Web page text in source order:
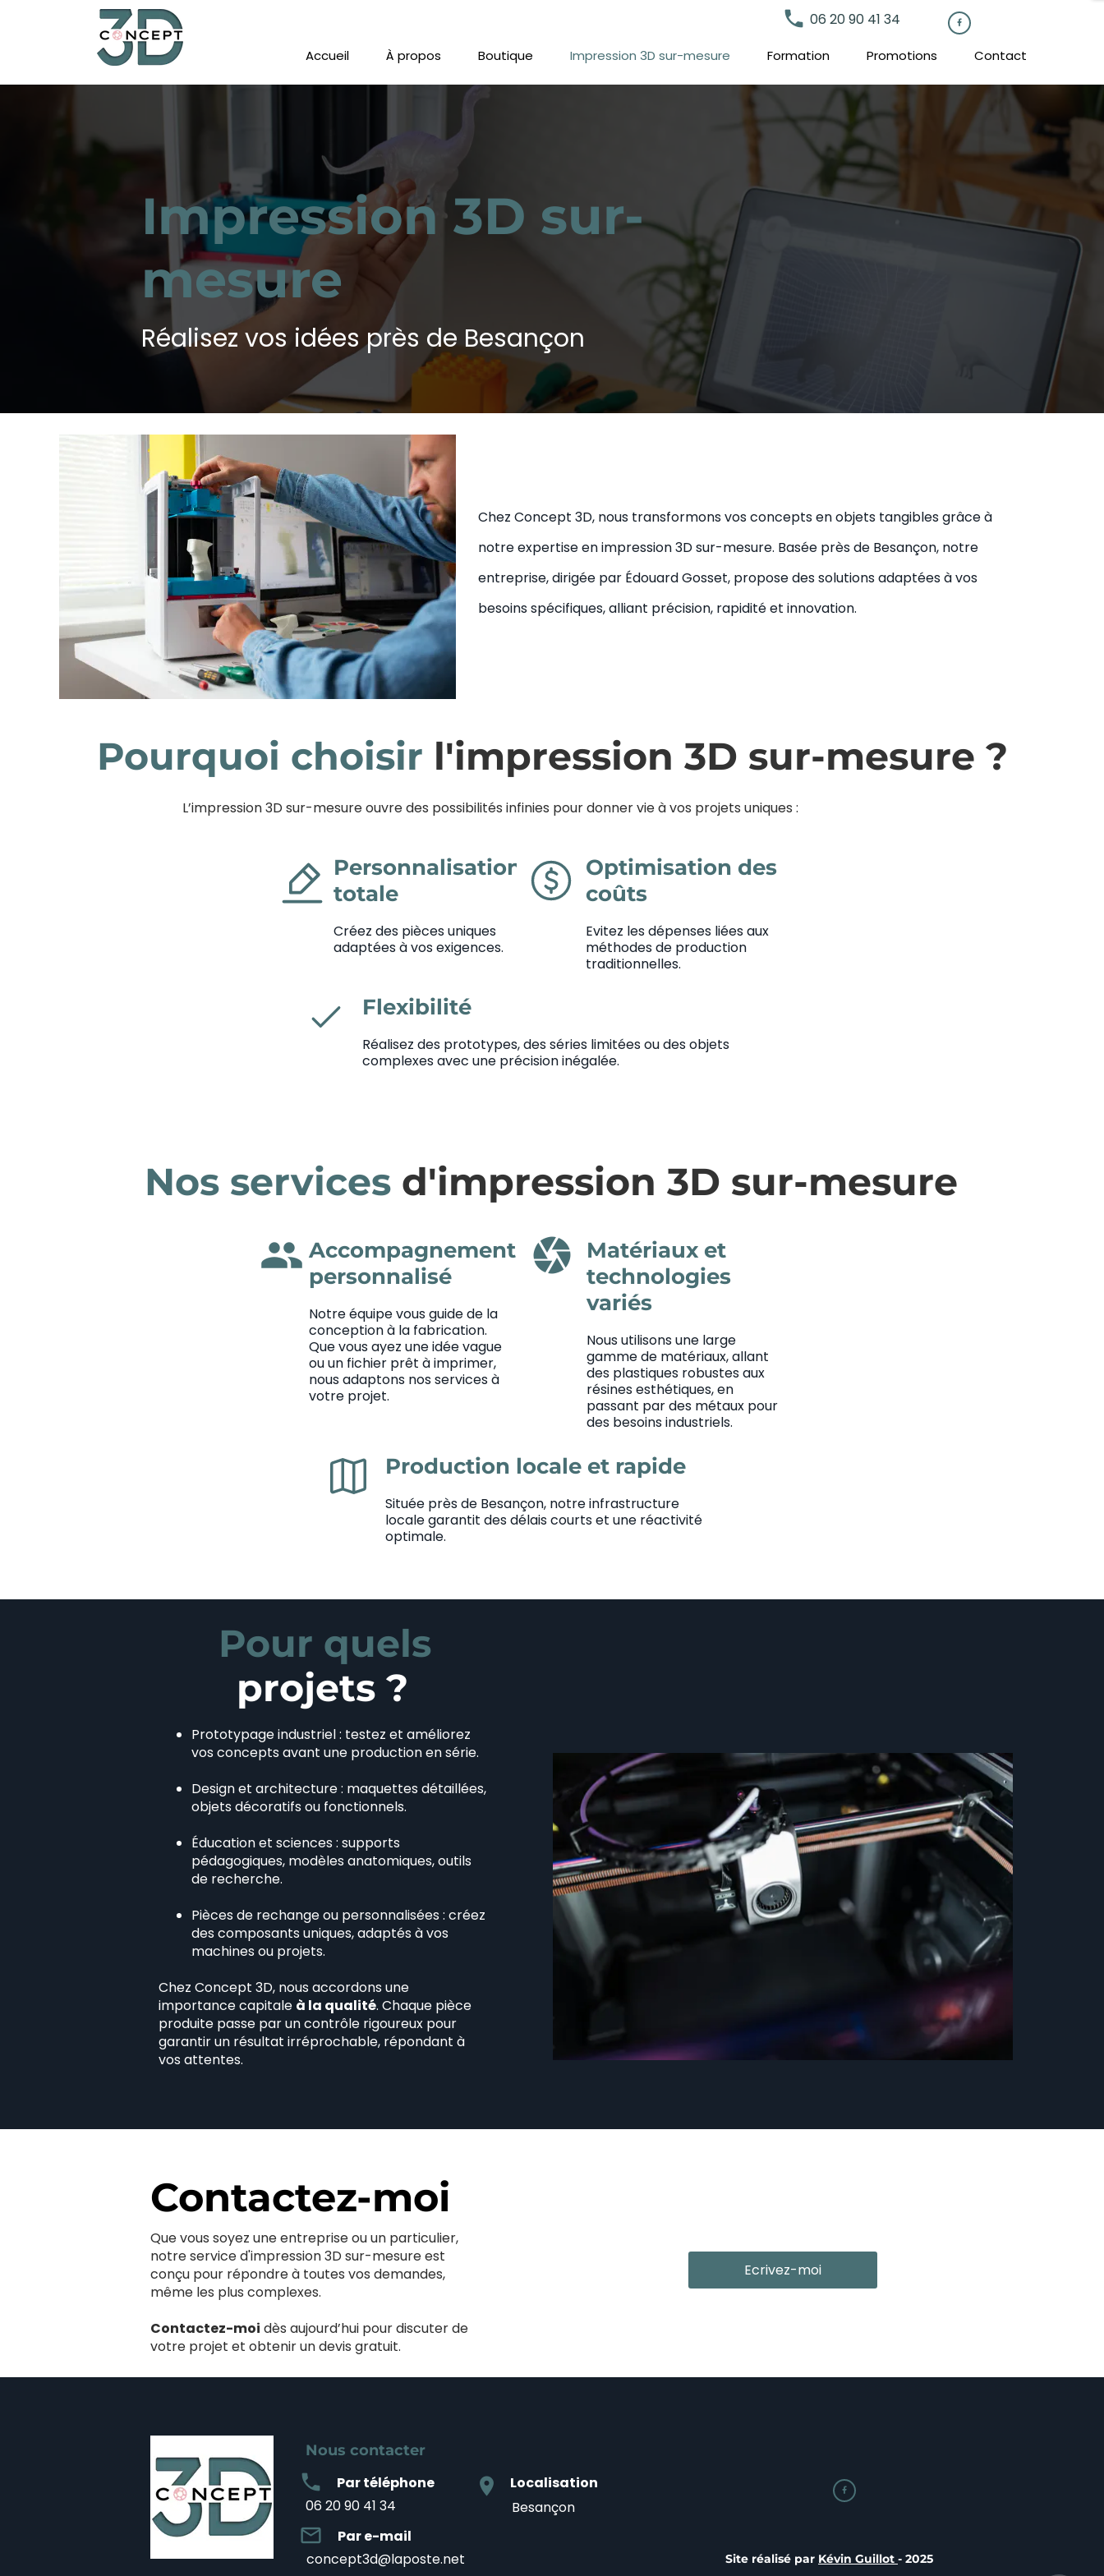
Accueil À propos Boutique Impression 3D sur-mesure Formation Promotions Contact
local_phone 06 20 90 41 34 

Nous contacter
mail_outline
concept3d@laposte.net
location_on
Besançon
Par e-mail
Localisation
06 20 90 41 34
local_phone Par téléphone
Site réalisé par Kévin Guillot - 2025
Impression 3D sur-
mesure
Réalisez vos idées près de Besançon
Chez Concept 3D, nous transformons vos concepts en objets tangibles grâce à
notre expertise en impression 3D sur-mesure. Basée près de Besançon, notre
entreprise, dirigée par Édouard Gosset, propose des solutions adaptées à vos
besoins spécifiques, alliant précision, rapidité et innovation.
Pourquoi choisir l'impression 3D sur-mesure ?
L’impression 3D sur-mesure ouvre des possibilités infinies pour donner vie à vos projets uniques :
Optimisation des
coûts
Evitez les dépenses liées aux
méthodes de production
traditionnelles.
Personnalisation
totale
Créez des pièces uniques
adaptées à vos exigences.
Flexibilité
Réalisez des prototypes, des séries limitées ou des objets
complexes avec une précision inégalée.
Nos services d'impression 3D sur-mesure
group Accompagnement
personnalisé
Notre équipe vous guide de la
conception à la fabrication.
Que vous ayez une idée vague
ou un fichier prêt à imprimer,
nous adaptons nos services à
votre projet.
camera
Matériaux et
technologies
variés
Nous utilisons une large
gamme de matériaux, allant
des plastiques robustes aux
résines esthétiques, en
passant par des métaux pour
des besoins industriels.
Production locale et rapide
Située près de Besançon, notre infrastructure
locale garantit des délais courts et une réactivité
optimale.
Pour quels
projets ?
Prototypage industriel : testez et améliorez
vos concepts avant une production en série.
Design et architecture : maquettes détaillées,
objets décoratifs ou fonctionnels.
Éducation et sciences : supports
pédagogiques, modèles anatomiques, outils
de recherche.
Pièces de rechange ou personnalisées : créez
des composants uniques, adaptés à vos
machines ou projets.
Chez Concept 3D, nous accordons une
importance capitale à la qualité. Chaque pièce
produite passe par un contrôle rigoureux pour
garantir un résultat irréprochable, répondant à
vos attentes.
Contactez-moi
Que vous soyez une entreprise ou un particulier,
notre service d'impression 3D sur-mesure est
conçu pour répondre à toutes vos demandes,
même les plus complexes.
Contactez-moi dès aujourd’hui pour discuter de
votre projet et obtenir un devis gratuit.
Ecrivez-moi